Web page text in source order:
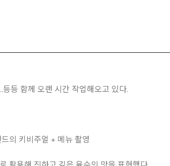
등 함께 오랜 시간 작업해오고 있다.
의 키비주얼 + 메뉴 촬영